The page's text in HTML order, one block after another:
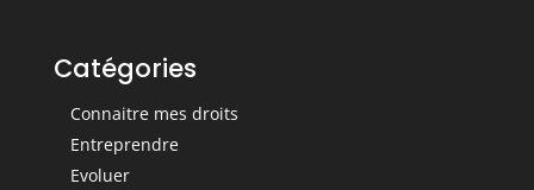
Catégories
Connaitre mes droits
Entreprendre
Evoluer